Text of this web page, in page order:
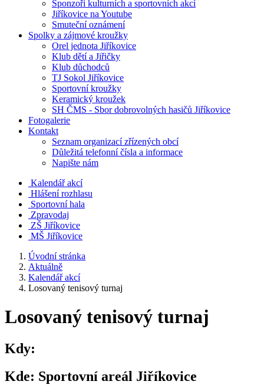
Sponzoři kulturních a sportovních akcí
Jiříkovice na Youtube
Smuteční oznámení
Spolky a zájmové kroužky
Orel jednota Jiříkovice
Klub dětí a Jiřičky
Klub důchodců
TJ Sokol Jiříkovice
Sportovní kroužky
Keramický kroužek
SH ČMS - Sbor dobrovolných hasičů Jiříkovice
Fotogalerie
Kontakt
Seznam organizací zřízených obcí
Důležitá telefonní čísla a informace
Napište nám
Kalendář akcí
Hlášení rozhlasu
Sportovní hala
Zpravodaj
ZŠ Jiříkovice
MŠ Jiříkovice
Úvodní stránka
Aktuálně
Kalendář akcí
Losovaný tenisový turnaj
Losovaný tenisový turnaj
Kdy:
Kde: Sportovní areál Jiříkovice